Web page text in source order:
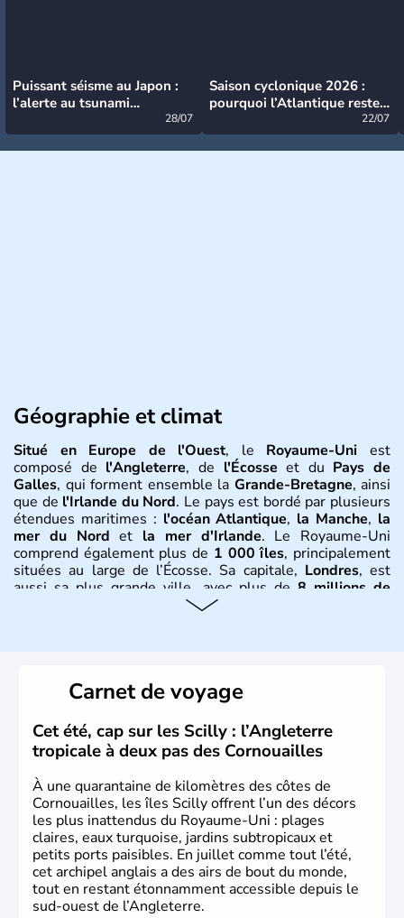
Puissant séisme au Japon :
l’alerte au tsunami
28/07
Saison cyclonique 2026 :
pourquoi l’Atlantique reste
22/07
Géographie et climat
Situé en Europe de l'Ouest, le Royaume-Uni est
composé de l'Angleterre, de l'Écosse et du Pays de
Galles, qui forment ensemble la Grande-Bretagne, ainsi
que de l'Irlande du Nord. Le pays est bordé par plusieurs
étendues maritimes : l'océan Atlantique, la Manche, la
mer du Nord et la mer d'Irlande. Le Royaume-Uni
comprend également plus de 1 000 îles, principalement
situées au large de l’Écosse. Sa capitale, Londres, est
aussi sa plus grande ville, avec plus de 8 millions de
population totale du Royaume-Uni
Histoire et administration
naît officiellement en 1801 avec l’
d’Union, réunissant leRoyaume de Grande-Bretagne
Royaume d’Irlande. Puissance majeure duSiècle des
Lumières, il s’illustre enlittérature, ensciences
l’innovation. Il devient en 1807 la première nation à abolir
commerce d’esclaves. Membre de l’Union Européenne
à partir de 1973, le Royaume-Uniengage, dès les années
1980, d’importantesréformes économiquesfondées sur
lelibéralisme, influençant durablement son
développement. Sonhistoire richecontinue de marquer
sa culture et son rayonnement international.
Carnet de voyage
Cet été, cap sur les Scilly : l’Angleterre
tropicale à deux pas des Cornouailles
À une quarantaine de kilomètres des côtes de
Cornouailles, les îles Scilly offrent l’un des décors
les plus inattendus du Royaume-Uni : plages
claires, eaux turquoise, jardins subtropicaux et
petits ports paisibles. En juillet comme tout l’été,
cet archipel anglais a des airs de bout du monde,
tout en restant étonnamment accessible depuis le
sud-ouest de l’Angleterre.